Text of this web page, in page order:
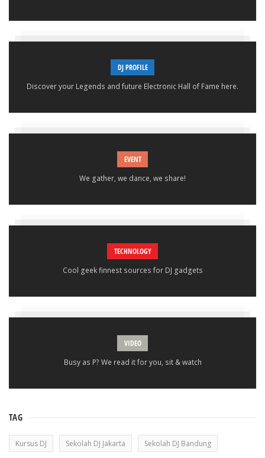
DJ PROFILE
Discover your Legends and future Electronic Hall of Fame here.
EVENT
We gather, we dance, we share!
TECHNOLOGY
Cool geek finnest sources for DJ gadgets
VIDEO
Busy as P? We read it for you, sit & watch
TAG
Kursus DJ Sekolah DJ Jakarta Sekolah DJ Bandung